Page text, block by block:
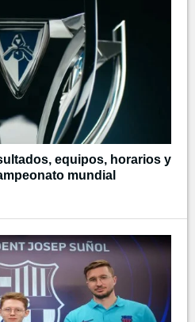
equipos, horarios y
mundial